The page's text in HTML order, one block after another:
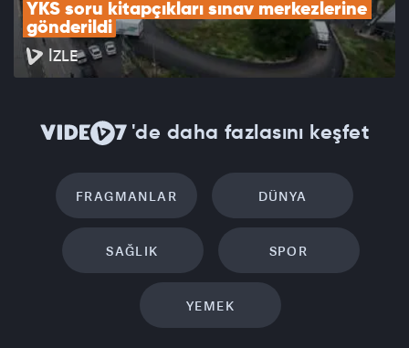
YKS soru kitapçıkları sınav merkezlerine
gönderildi
İZLE
'de daha fazlasını keşfet
FRAGMANLAR DÜNYA
SAĞLIK SPOR
YEMEK